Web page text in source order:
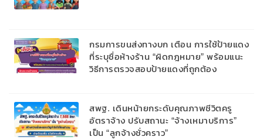
กรมการขนส่งทางบก เตือน การใช้ป้ายแดง
ที่ระบุชื่อห้างร้าน “ผิดกฎหมาย” พร้อมแนะ
วิธีการตรวจสอบป้ายแดงที่ถูกต้อง
สพฐ. เดินหน้ายกระดับคุณภาพชีวิตครู
อัตราจ้าง ปรับสถานะ “จ้างเหมาบริการ”
เป็น “ลูกจ้างชั่วคราว”